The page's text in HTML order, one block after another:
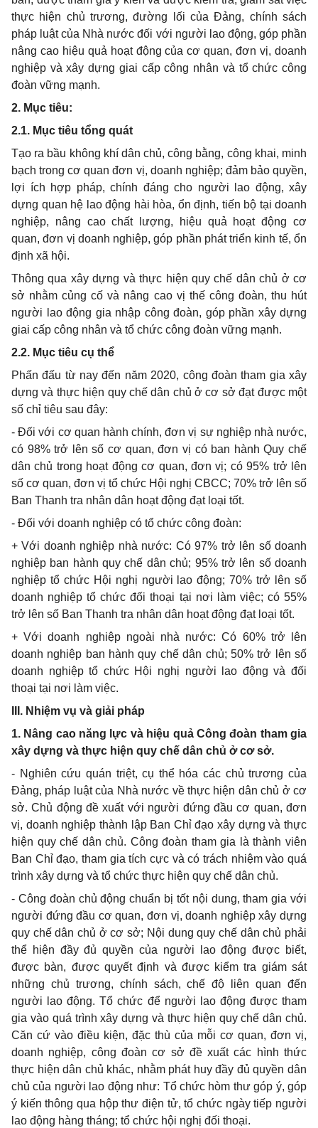
thực hiện chủ trương, đường lối của Đảng, chính sách
pháp luật của Nhà nước đối với người lao động, góp phần
nâng cao hiệu quả hoạt động của cơ quan, đơn vị, doanh
nghiệp và xây dựng giai cấp công nhân và tổchức công
đoàn vững mạnh.
2. Mục tiêu:
2.1. Mục tiêu tổng quát
Tạo ra bầu không khí dân chủ, công bằng, công khai, minh
bạch trong cơ quan đơn vị, doanh nghiệp; đảm bảo quyền,
lợi ích hợp pháp, chính đáng cho người lao động, xây
dựng quan hệ lao động hài hòa, ổn định, tiến bộ tại doanh
nghiệp, nâng cao chất lượng, hiệu quả hoạt động cơ
quan, đơn vị doanh nghiệp, góp phần pháttriển kinh tế,ổn
định xã hội.
Thông qua xây dựng và thực hiện quy chế dân chủ ở cơ
sở nhằm củng cố và nâng cao vị thế công đoàn, thu hút
người lao động gia nhập công đoàn, góp phần xây dựng
giai cấp công nhân và tổ chức công đoàn vững mạnh.
2.2. Mục tiêu cụ thể
Phấn đấu từ nay đến năm 2020, công đoàn tham gia xây
dựng và thực hiện quy chế dân chủ ở cơ sở đạt được một
số chỉ tiêu sau đây:
- Đối với cơ quan hành chính, đơn vị sự nghiệp nhà nước,
có 98% trở lên số cơ quan, đơn vị có ban hành Quy chế
dân chủ trong hoạt động cơ quan, đơn vị; có 95% trở lên
số cơ quan, đơn vị tổ chức Hội nghị CBCC; 70% trở lên số
Ban Thanh tra nhân dân hoạt động đạt loại tốt.
- Đối với doanh nghiệp có tổ chức công đoàn:
+ Với doanh nghiệp nhà nước: Có 97% trở lên số doanh
nghiệp ban hành quy chế dân chủ; 95% trở lên số doanh
nghiệp tổ chức Hội nghị người lao động; 70% trở lên số
doanh nghiệp tổchức đối thoại tại nơi làm việc; có 55%
trở lên số Ban Thanh tra nhân dân hoạt động đạt loại tốt.
+ Với doanh nghiệp ngoài nhà nước: Có 60% trở lên
doanh nghiệp ban hành quy chế dân chủ; 50% trở lên số
doanh nghiệp tổ chức Hội nghị người lao động và đối
thoại tại nơi làm việc.
III. Nhiệm vụ và giải pháp
1. Nâng cao năng lực và hiệu quả Công đoàn tham gia
xây dựng và thực hiện quy chế dân chủ ở cơ sở.
- Nghiên cứu quán triệt, cụ thể hóa các chủ trươngcủa
Đảng, pháp luật của Nhà nước về thực hiện dân chủ ở cơ
sở.Chủ động đề xuất với người đứng đầu cơ quan, đơn
vị, doanh nghiệp thành lập Ban Chỉ đạo xây dựng và thực
hiện quy chế dân chủ. Công đoàn tham gia là thành viên
Ban Chỉđạo, tham gia tích cực và có trách nhiệm vào quá
trình xây dựng và tổ chức thực hiện quy chế dân chủ.
- Công đoàn chủđộng chuẩn bị tốt nội dung, tham gia với
người đứng đầu cơ quan, đơn vị, doanh nghiệp xây dựng
quy chếdân chủ ở cơ sở; Nội dung quy chế dân chủ phải
thể hiện đầy đủ quyền của người lao động được biết,
được bàn, được quyết định và được kiểm tra giám sát
những chủ trương, chính sách, chế độ liên quan đến
người lao động. Tổchức để người lao động được tham
gia vào quá trình xây dựng và thực hiện quy chếdân chủ.
Căn cứ vào điều kiện, đặc thù của mỗi cơ quan, đơn vị,
doanh nghiệp, công đoàn cơ sở đề xuất các hình thức
thực hiện dân chủ khác, nhằm phát huy đầy đủ quyền dân
chủ của người lao động như: Tổ chức hòm thư góp ý, góp
ý kiến thông qua hộp thư điện tử, tổchức ngày tiếp người
lao động hàng tháng; tổ chức hội nghị đối thoại.